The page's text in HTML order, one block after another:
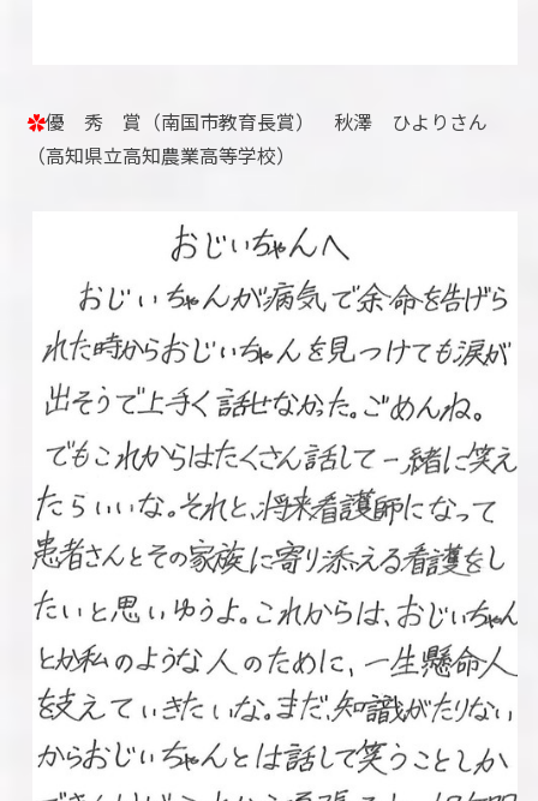
✿優 秀 賞（南国市教育長賞） 秋澤 ひよりさん
（高知県立高知農業高等学校）